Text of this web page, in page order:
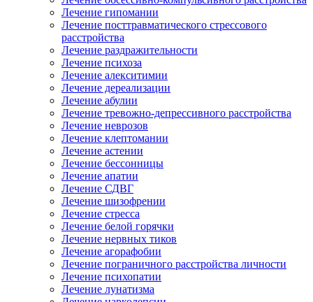
Лечение гипомании
Лечение посттравматического стрессового
расстройства
Лечение раздражительности
Лечение психоза
Лечение алекситимии
Лечение дереализации
Лечение абулии
Лечение тревожно-депрессивного расстройства
Лечение неврозов
Лечение клептомании
Лечение астении
Лечение бессонницы
Лечение апатии
Лечение СДВГ
Лечение шизофрении
Лечение стресса
Лечение белой горячки
Лечение нервных тиков
Лечение агорафобии
Лечение пограничного расстройства личности
Лечение психопатии
Лечение лунатизма